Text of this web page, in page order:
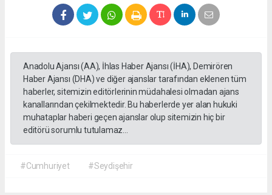
Anadolu Ajansı (AA), İhlas Haber Ajansı (İHA), Demirören
Haber Ajansı (DHA) ve diğer ajanslar tarafından eklenen tüm
haberler, sitemizin editörlerinin müdahalesi olmadan ajans
kanallarından çekilmektedir. Bu haberlerde yer alan hukuki
muhataplar haberi geçen ajanslar olup sitemizin hiç bir
editörü sorumlu tutulamaz...
#Cumhuriyet #Seydişehir